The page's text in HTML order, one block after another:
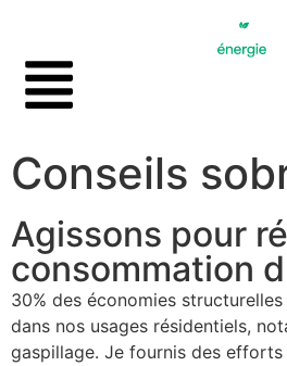
Conseils
Agissons pour
consommation
30% des économies
dans nos usages résidentiels,
gaspillage. Je fournis des